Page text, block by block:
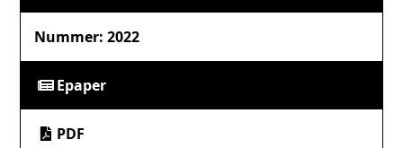
Nummer: 2022
Epaper
PDF